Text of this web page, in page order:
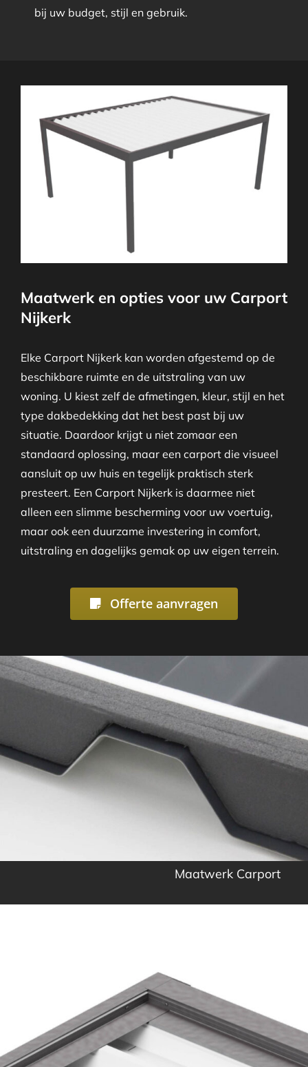
bij uw budget, stijl en gebruik.
Maatwerk en opties voor uw Carport
Nijkerk
Elke Carport Nijkerk kan worden afgestemd op de
beschikbare ruimte en de uitstraling van uw
woning. U kiest zelf de afmetingen, kleur, stijl en het
type dakbedekking dat het best past bij uw
situatie. Daardoor krijgt u niet zomaar een
standaard oplossing, maar een carport die visueel
aansluit op uw huis en tegelijk praktisch sterk
presteert. Een Carport Nijkerk is daarmee niet
alleen een slimme bescherming voor uw voertuig,
maar ook een duurzame investering in comfort,
uitstraling en dagelijks gemak op uw eigen terrein.
Offerte aanvragen
Maatwerk Carport